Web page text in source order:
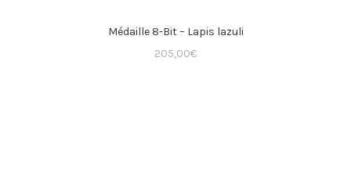
Médaille 8-Bit – Lapis lazuli
205,00€